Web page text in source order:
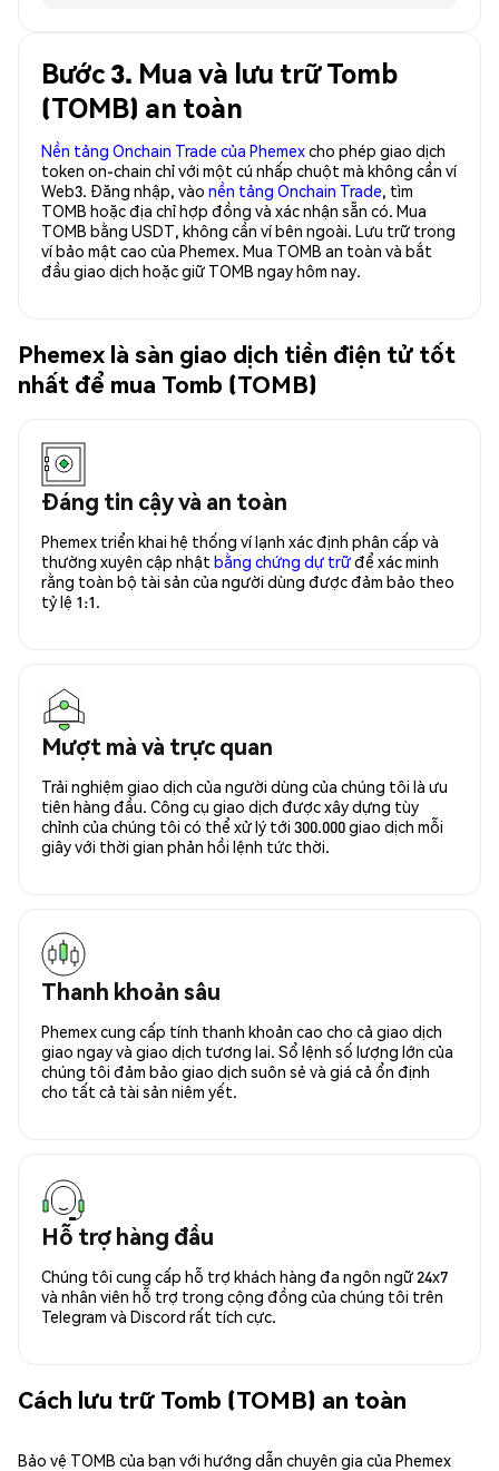
Bước 3. Mua và lưu trữ Tomb
(TOMB) an toàn
Nền tảng Onchain Trade của Phemexcho phép giao dịch
token on-chain chỉ với một cú nhấp chuột mà không cần ví
Web3. Đăng nhập, vào nền tảng Onchain Trade, tìm
TOMB hoặc địa chỉ hợp đồng và xác nhận sẵn có. Mua
TOMB bằng USDT, không cần ví bên ngoài. Lưu trữ trong
ví bảo mật cao của Phemex. Mua TOMB an toàn và bắt
đầu giao dịch hoặc giữ TOMB ngay hôm nay.
Phemex là sàn giao dịch tiền điện tử tốt
nhất để mua Tomb (TOMB)
Đáng tin cậy và an toàn
Phemex triển khai hệ thống ví lạnh xác định phân cấp và
thường xuyên cập nhật bằng chứng dự trữđể xác minh
rằng toàn bộ tài sản của người dùng được đảm bảo theo
tỷ lệ 1:1.
Mượt mà và trực quan
Trải nghiệm giao dịch của người dùng của chúng tôi là ưu
tiên hàng đầu. Công cụ giao dịch được xây dựng tùy
chỉnh của chúng tôi có thể xử lý tới 300.000 giao dịch mỗi
giây với thời gian phản hồi lệnh tức thời.
Thanh khoản sâu
Phemex cung cấp tính thanh khoản cao cho cả giao dịch
giao ngay và giao dịch tương lai. Sổ lệnh số lượng lớn của
chúng tôi đảm bảo giao dịch suôn sẻ và giá cả ổn định
cho tất cả tài sản niêm yết.
Hỗ trợ hàng đầu
Chúng tôi cung cấp hỗ trợ khách hàng đa ngôn ngữ 24x7
và nhân viên hỗ trợ trong cộng đồng của chúng tôi trên
Telegram và Discord rất tích cực.
Cách lưu trữ Tomb (TOMB) an toàn
Bảo vệ TOMB của bạn với hướng dẫn chuyên gia của Phemex